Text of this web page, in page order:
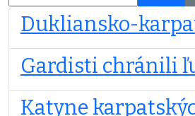
Dukliansko-
Gardisti chránili
Katyne